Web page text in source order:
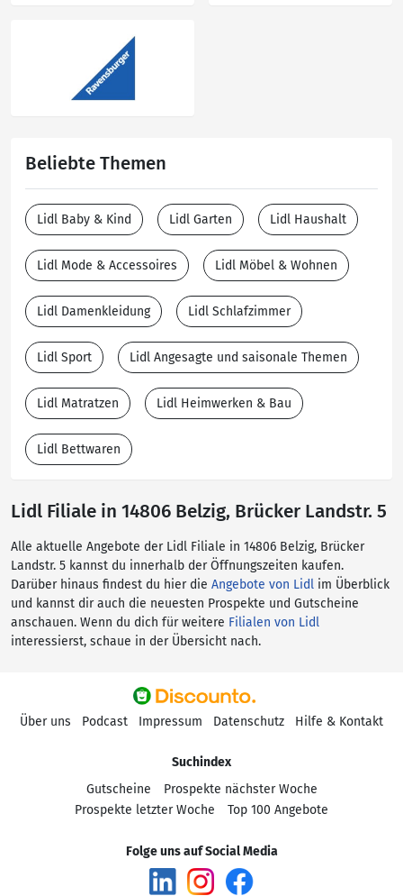
Beliebte Themen
Lidl Baby & Kind Lidl Garten Lidl Haushalt
Lidl Mode & Accessoires Lidl Möbel & Wohnen
Lidl Damenkleidung Lidl Schlafzimmer
Lidl Sport Lidl Angesagte und saisonale Themen
Lidl Matratzen Lidl Heimwerken & Bau
Lidl Bettwaren
Lidl Filiale in 14806 Belzig, Brücker Landstr. 5
Alle aktuelle Angebote der Lidl Filiale in 14806 Belzig, Brücker
Landstr. 5 kannst du innerhalb der Öffnungszeiten kaufen.
Darüber hinaus findest du hier die Angebote von Lidl im Überblick
und kannst dir auch die neuesten Prospekte und Gutscheine
anschauen. Wenn du dich für weitere Filialen von Lidl
interessierst, schaue in der Übersicht nach.
Über uns Podcast Impressum Datenschutz Hilfe & Kontakt
Suchindex
Gutscheine
Prospekte nächster Woche
Prospekte letzter Woche
Top 100 Angebote
Folge uns auf Social Media